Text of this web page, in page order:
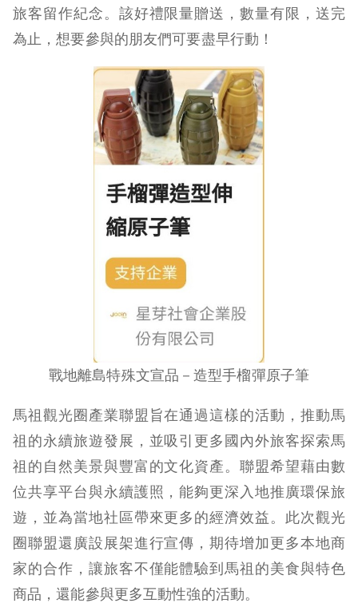
旅客留作紀念。該好禮限量贈送，數量有限，送完
為止，想要參與的朋友們可要盡早行動！
戰地離島特殊文宣品－造型手榴彈原子筆
馬祖觀光圈產業聯盟旨在通過這樣的活動，推動馬
祖的永續旅遊發展，並吸引更多國內外旅客探索馬
祖的自然美景與豐富的文化資產。聯盟希望藉由數
位共享平台與永續護照，能夠更深入地推廣環保旅
遊，並為當地社區帶來更多的經濟效益。此次觀光
圈聯盟還廣設展架進行宣傳，期待增加更多本地商
家的合作，讓旅客不僅能體驗到馬祖的美食與特色
商品，還能參與更多互動性強的活動。